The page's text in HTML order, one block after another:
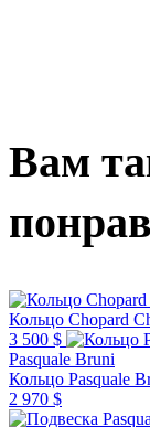
Вам
3 500 $
Pasquale Bruni
Кольцо Pasquale
2 970 $